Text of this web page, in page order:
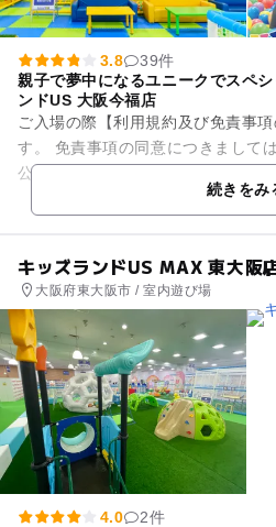
3.8
39件
親子で夢中になるユニークでスペ
ンドUS 大阪今福店
ご入場の際【利用規約及び免責事
す。 免責事項の同意につきまして
公式LINEアカウントのメニュー】
続きをみ
キッズランドUS MAX 東大阪
大阪府東大阪市 / 室内遊び場
4.0 2件